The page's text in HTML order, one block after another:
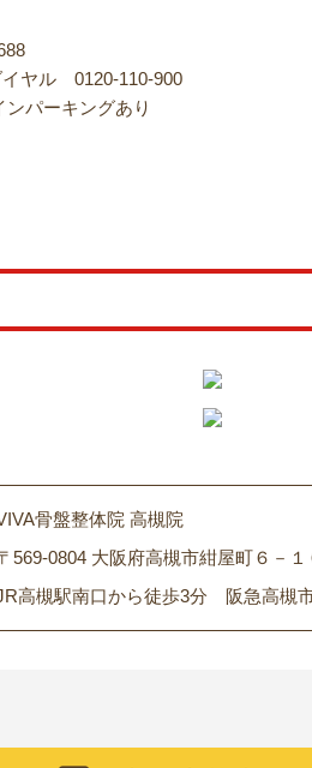
ヤル 0120-110-900
パーキングあり
骨盤整体院 高槻院
569-0804 大阪府高槻市紺屋町６－１
高槻駅南口から徒歩3分 阪急高槻